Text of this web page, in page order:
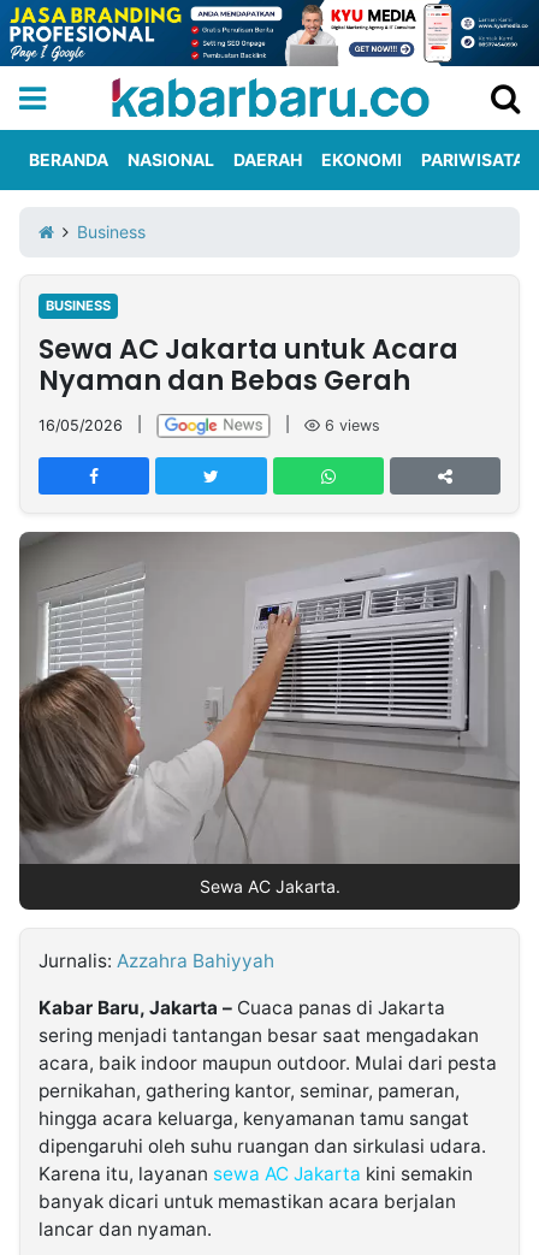
Iklan
Berita
Kami
Nasional
International
Olahraga
Entertainment
Daerah
Pariwisata
Kuliner
Kolom
Network
PT
TREETAN
MULTIMEDIA
Partner
Insight
NTB
Suara
Time
Lens
IDN
Daily
Jogja
Jalan
Rakyat
Idealita
News
Kita
Notice
Dinamikapost.com
Radar
Baru
Seedbacklink
Kabarbaru
Kabarbaru.co
2026
BERANDA NASIONAL DAERAH EKONOMI PARIWISATA
Business
BUSINESS
Sewa AC Jakarta untuk Acara
Nyaman dan Bebas Gerah
16/05/2026 6 views
Sewa AC Jakarta.
Jurnalis: Azzahra Bahiyyah
Kabar Baru, Jakarta – Cuaca panas di Jakarta
sering menjadi tantangan besar saat mengadakan
acara, baik indoor maupun outdoor. Mulai dari pesta
pernikahan, gathering kantor, seminar, pameran,
hingga acara keluarga, kenyamanan tamu sangat
dipengaruhi oleh suhu ruangan dan sirkulasi udara.
Karena itu, layanan sewa AC Jakarta kini semakin
banyak dicari untuk memastikan acara berjalan
lancar dan nyaman.